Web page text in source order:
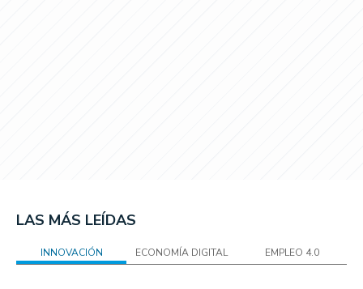
LAS MÁS LEÍDAS
INNOVACIÓN ECONOMÍA DIGITAL EMPLEO 4.0